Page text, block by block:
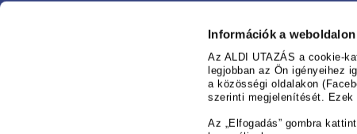
Információk a
Az ALDI UTAZÁS a cookie-
legjobban az Ön igényeihez
a közösségi oldalakon
szerinti megjelenítését. Ezek
Az „Elfogadás” gombra
Rólunk
Utazásszervező és
használat
Foglaljon nyugodtan az
nál!
Információ az ajánlatok